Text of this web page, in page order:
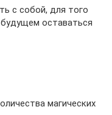
с собой, для того
оставаться
магических